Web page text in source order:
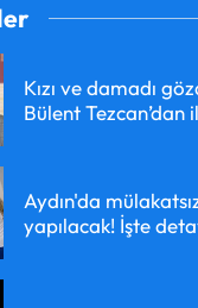
Kızı ve damadı
Bülent Tezcan’dan
Aydın'da
yapılacak! İşte